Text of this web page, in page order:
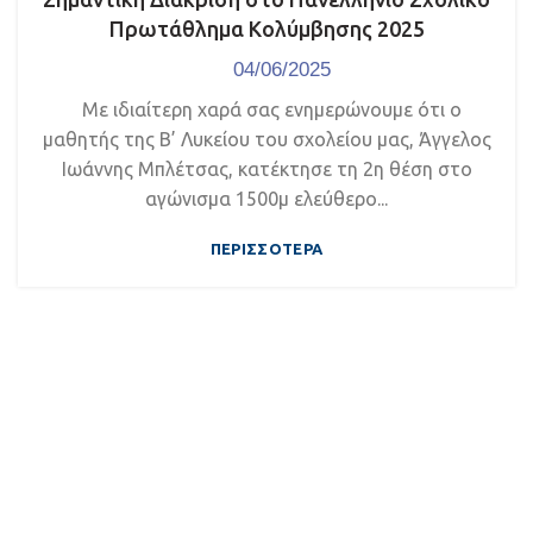
Πρωτάθλημα Κολύμβησης 2025
04/06/2025
Με ιδιαίτερη χαρά σας ενημερώνουμε ότι ο
μαθητής της Β’ Λυκείου του σχολείου μας, Άγγελος
Ιωάννης Μπλέτσας, κατέκτησε τη 2η θέση στο
αγώνισμα 1500μ ελεύθερο...
ΠΕΡΙΣΣΌΤΕΡΑ